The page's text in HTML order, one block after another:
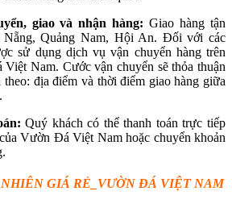
giao và nhận hàng:Giao hàng tận
Quảng Nam, Hội An. Đối với các
sử dụng dịch vụ vận chuyển hàng trên
Nam. Cước vận chuyển sẽ thỏa thuận
địa điểm và thời điểm giao hàng giữa
Quý khách có thể thanh toán trực tiếp
Vườn Đá Việt Nam hoặc chuyển khoản
ÊN GIÁ RẺ _VƯỜN ĐÁ VIỆT NAM